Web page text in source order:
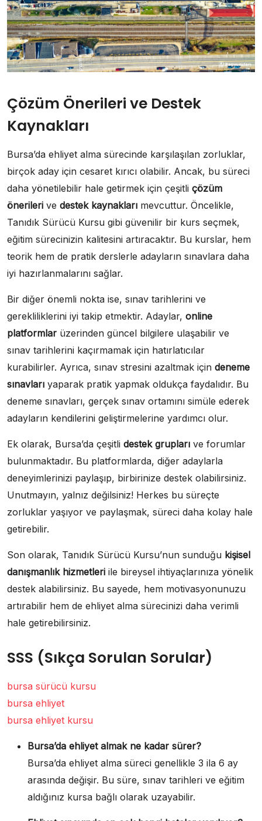
Çözüm Önerileri ve Destek
Kaynakları
Bursa’da ehliyet alma sürecinde karşılaşılan zorluklar,
birçok aday için cesaret kırıcı olabilir. Ancak, bu süreci
daha yönetilebilir hale getirmek için çeşitli çözüm
önerileri ve destek kaynakları mevcuttur. Öncelikle,
Tanıdık Sürücü Kursu gibi güvenilir bir kurs seçmek,
eğitim sürecinizin kalitesini artıracaktır. Bu kurslar, hem
teorik hem de pratik derslerle adayların sınavlara daha
iyi hazırlanmalarını sağlar.
Bir diğer önemli nokta ise, sınav tarihlerini ve
gerekliliklerini iyi takip etmektir. Adaylar, online
platformlar üzerinden güncel bilgilere ulaşabilir ve
sınav tarihlerini kaçırmamak için hatırlatıcılar
kurabilirler. Ayrıca, sınav stresini azaltmak için deneme
sınavları yaparak pratik yapmak oldukça faydalıdır. Bu
deneme sınavları, gerçek sınav ortamını simüle ederek
adayların kendilerini geliştirmelerine yardımcı olur.
Ek olarak, Bursa’da çeşitli destek grupları ve forumlar
bulunmaktadır. Bu platformlarda, diğer adaylarla
deneyimlerinizi paylaşıp, birbirinize destek olabilirsiniz.
Unutmayın, yalnız değilsiniz! Herkes bu süreçte
zorluklar yaşıyor ve paylaşmak, süreci daha kolay hale
getirebilir.
Son olarak, Tanıdık Sürücü Kursu’nun sunduğu kişisel
danışmanlık hizmetleri ile bireysel ihtiyaçlarınıza yönelik
destek alabilirsiniz. Bu sayede, hem motivasyonunuzu
artırabilir hem de ehliyet alma sürecinizi daha verimli
hale getirebilirsiniz.
SSS (Sıkça Sorulan Sorular)
bursa sürücü kursu
bursa ehliyet
bursa ehliyet kursu
Bursa’da ehliyet almak ne kadar sürer?
Bursa’da ehliyet alma süreci genellikle 3 ila 6 ay
arasında değişir. Bu süre, sınav tarihleri ve eğitim
aldığınız kursa bağlı olarak uzayabilir.